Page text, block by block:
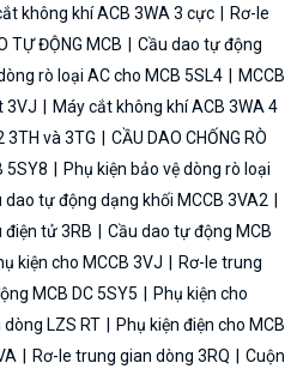
không khí ACB 3WA 3 cực
Rơ-le
TỰ ĐỘNG MCB
Cầu dao tự động
rò loại AC cho MCB 5SL4
MCCB
3VJ
Máy cắt không khí ACB 3WA 4
3TH và 3TG
CẦU DAO CHỐNG RÒ
5SY8
Phụ kiện bảo vệ dòng rò loại
dao tự động dạng khối MCCB 3VA2
điện tử 3RB
Cầu dao tự động MCB
kiện cho MCCB 3VJ
Rơ-le trung
MCB DC 5SY5
Phụ kiện cho
LZS RT
Phụ kiện điện cho MCB
Rơ-le trung gian dòng 3RQ
Cuộn